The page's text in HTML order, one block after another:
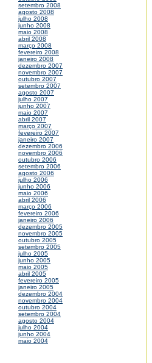
setembro 2008
agosto 2008
julho 2008
junho 2008
maio 2008
abril 2008
março 2008
fevereiro 2008
janeiro 2008
dezembro 2007
novembro 2007
outubro 2007
setembro 2007
agosto 2007
julho 2007
junho 2007
maio 2007
abril 2007
março 2007
fevereiro 2007
janeiro 2007
dezembro 2006
novembro 2006
outubro 2006
setembro 2006
agosto 2006
julho 2006
junho 2006
maio 2006
abril 2006
março 2006
fevereiro 2006
janeiro 2006
dezembro 2005
novembro 2005
outubro 2005
setembro 2005
julho 2005
junho 2005
maio 2005
abril 2005
fevereiro 2005
janeiro 2005
dezembro 2004
novembro 2004
outubro 2004
setembro 2004
agosto 2004
julho 2004
junho 2004
maio 2004